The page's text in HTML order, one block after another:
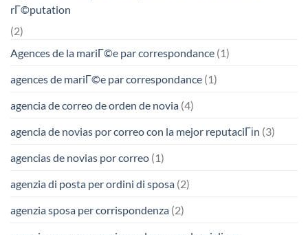
rГ©putation
(2)
Agences de la mariГ©e par correspondance (1)
agences de mariГ©e par correspondance (1)
agencia de correo de orden de novia (4)
agencia de novias por correo con la mejor reputaciГіn (3)
agencias de novias por correo (1)
agenzia di posta per ordini di sposa (2)
agenzia sposa per corrispondenza (2)